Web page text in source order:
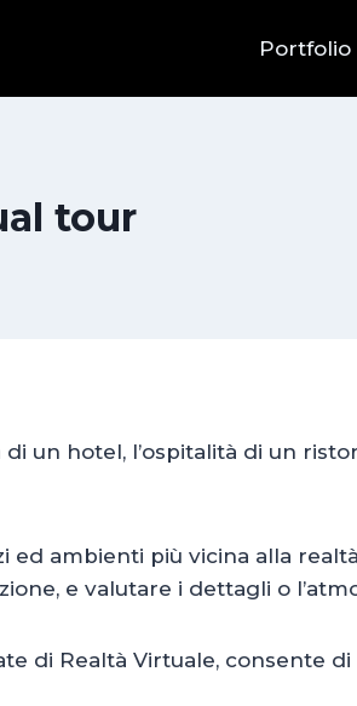
Portfolio
tour
un hotel, l’ospitalità di un
ed ambienti più vicina alla
e valutare i dettagli o
di Realtà Virtuale, consente di